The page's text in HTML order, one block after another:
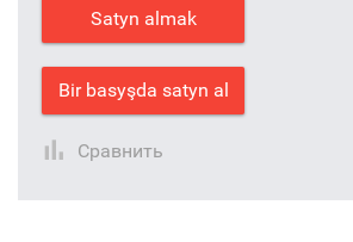
Satyn almak
Bir basyşda satyn al
Сравнить